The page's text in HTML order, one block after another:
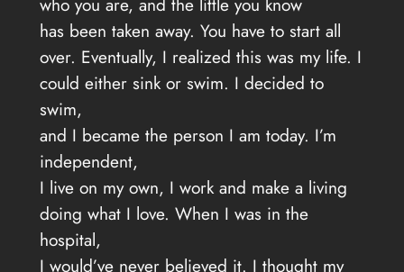
has been taken away. You have to start all
over. Eventually, I realized this was my life. I
could either sink or swim. I decided to
swim,
and I became the person I am today. I’m
independent,
I live on my own, I work and make a living
doing what I love. When I was in the
hospital,
I would’ve never believed it. I thought my